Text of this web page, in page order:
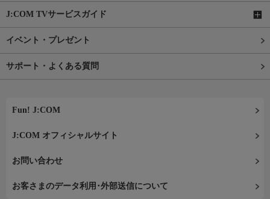
J:COM TVサービスガイド
イベント・プレゼント
サポート・よくある質問
Fun! J:COM
J:COM オフィシャルサイト
お問い合わせ
お客さまのデータ利用･外部送信について